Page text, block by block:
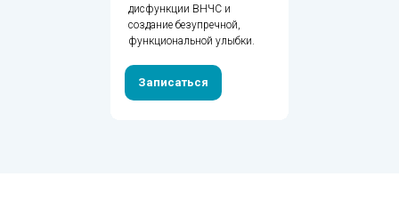
дисфункции ВНЧС и
создание безупречной,
функциональной улыбки.
Записаться